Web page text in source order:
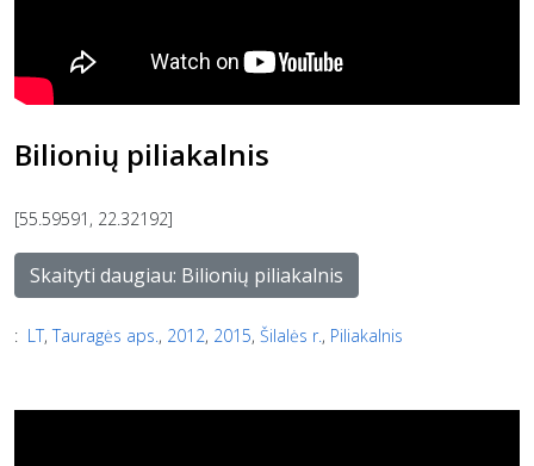
Bilionių piliakalnis
[55.59591, 22.32192]
Skaityti daugiau: Bilionių piliakalnis
: LT, Tauragės aps. , 2012, 2015, Šilalės r., Piliakalnis